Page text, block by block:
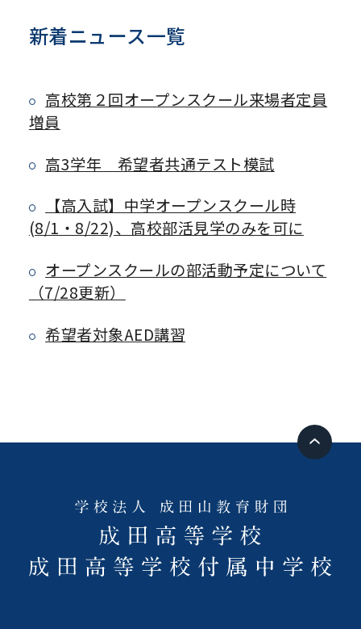
新着ニュース一覧
高校第２回オープンスクール来場者定員
増員
高3学年 希望者共通テスト模試
【高入試】中学オープンスクール時
(8/1・8/22)、高校部活見学のみを可に
オープンスクールの部活動予定について
（7/28更新）
希望者対象AED講習